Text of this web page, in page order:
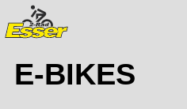
E-BIKES